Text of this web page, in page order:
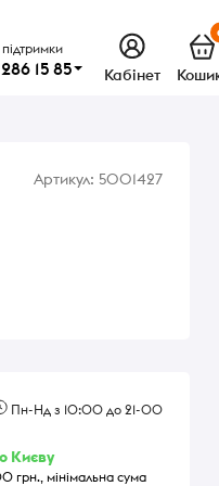
15 85 Кабінет
Артикул: 5001427
Пн-Нд з 10:00 до 21-00
Києву
грн., мінімальна сума